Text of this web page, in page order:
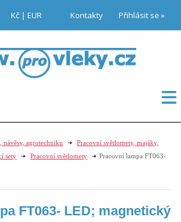
návěsy, agrotechniku
Pracovní světlomety, majáky,
sety
Pracovní světlomety
Pracovní lampa FT063-
FT063- LED; magnetický
Přihlásit se »
Kontakty
Kč |EUR